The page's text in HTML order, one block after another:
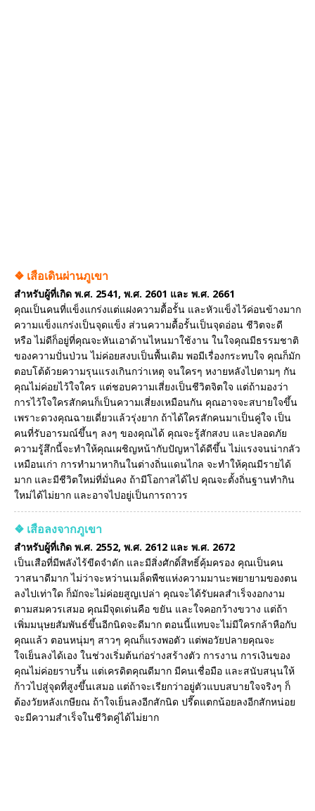
❖ เสือเดินผ่านภูเขา
สำหรับผู้ที่เกิด พ.ศ. 2541, พ.ศ. 2601 และ พ.ศ. 2661
คุณเป็นคนที่แข็งแกร่งแต่แฝงความดื้อรั้น และหัวแข็งไว้ค่อนข้างมาก
ความแข็งแกร่งเป็นจุดแข็ง ส่วนความดื้อรั้นเป็นจุดอ่อน ชีวิตจะดี
หรือ ไม่ดีก็อยู่ที่คุณจะหันเอาด้านไหนมาใช้งาน ในใจคุณมีธรรมชาติ
ของความปั่นป่วน ไม่ค่อยสงบเป็นพื้นเดิม พอมีเรื่องกระทบใจ คุณก็มัก
ตอบโต้ด้วยความรุนแรงเกินกว่าเหตุ จนใครๆ หงายหลังไปตามๆ กัน
คุณไม่ค่อยไว้ใจใคร แต่ชอบความเสี่ยงเป็นชีวิตจิตใจ แต่ถ้ามองว่า
การไว้ใจใครสักคนก็เป็นความเสี่ยงเหมือนกัน คุณอาจจะสบายใจขึ้น
เพราะดวงคุณฉายเดี่ยวแล้วรุ่งยาก ถ้าได้ใครสักคนมาเป็นคู่ใจ เป็น
คนที่รับอารมณ์ขึ้นๆ ลงๆ ของคุณได้ คุณจะรู้สักสงบ และปลอดภัย
ความรู้สึกนี้จะทำให้คุณเผชิญหน้ากับปัญหาได้ดีขึ้น ไม่แรงจนน่ากลัว
เหมือนเก่า การทำมาหากินในต่างถิ่นแดนไกล จะทำให้คุณมีรายได้
มาก และมีชีวิตใหม่ที่มั่นคง ถ้ามีโอกาสได้ไป คุณจะตั้งถิ่นฐานทำกิน
ใหม่ได้ไม่ยาก และอาจไปอยู่เป็นการถาวร
❖ เสือลงจากภูเขา
สำหรับผู้ที่เกิด พ.ศ. 2552, พ.ศ. 2612 และ พ.ศ. 2672
เป็นเสือที่มีพลังไร้ขีดจำดัก และมีสิ่งศักดิ์สิทธิ์คุ้มครอง คุณเป็นคน
วาสนาดีมาก ไม่ว่าจะหว่านเมล็ดพืชแห่งความมานะพยายามของตน
ลงไปเท่าใด ก็มักจะไม่ค่อยสูญเปล่า คุณจะได้รับผลสำเร็จงอกงาม
ตามสมควรเสมอ คุณมีจุดเด่นคือ ขยัน และใจคอกว้างขวาง แต่ถ้า
เพิ่มมนุษยสัมพันธ์ขึ้นอีกนิดจะดีมาก ตอนนี้แทบจะไม่มีใครกล้าหือกับ
คุณแล้ว ตอนหนุ่มๆ สาวๆ คุณก็แรงพอตัว แต่พอวัยปลายคุณจะ
ใจเย็นลงได้เอง ในช่วงเริ่มต้นก่อร่างสร้างตัว การงาน การเงินของ
คุณไม่ค่อยราบรื้น แต่เครดิตคุณดีมาก มีคนเชื่อมือ และสนับสนุนให้
ก้าวไปสู่จุดที่สูงขึ้นเสมอ แต่ถ้าจะเรียกว่าอยู่ตัวแบบสบายใจจริงๆ ก็
ต้องวัยหลังเกษียณ ถ้าใจเย็นลงอีกสักนิด ปรี๊ดแตกน้อยลงอีกสักหน่อย
จะมีความสำเร็จในชีวิตคู่ได้ไม่ยาก